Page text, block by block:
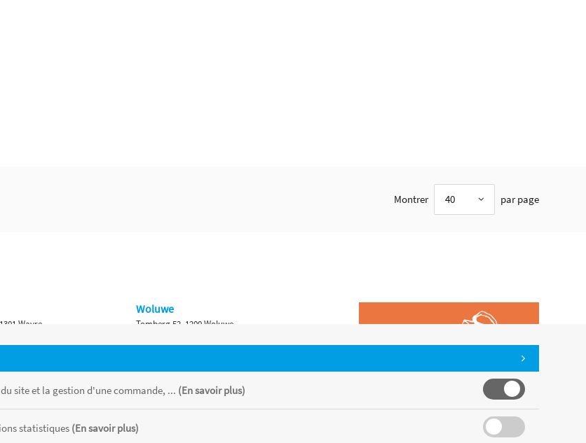
Montrer 40 par page
site et la gestion d'une commande, ... (En savoir plus)
statistiques (En savoir plus)
Wavre
1410 Waterloo
Woluwe
Tomberg 52, 1200 Woluwe
Namur